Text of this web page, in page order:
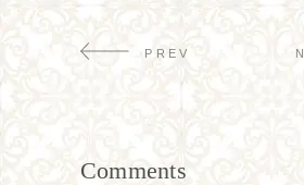
PREV
Comments